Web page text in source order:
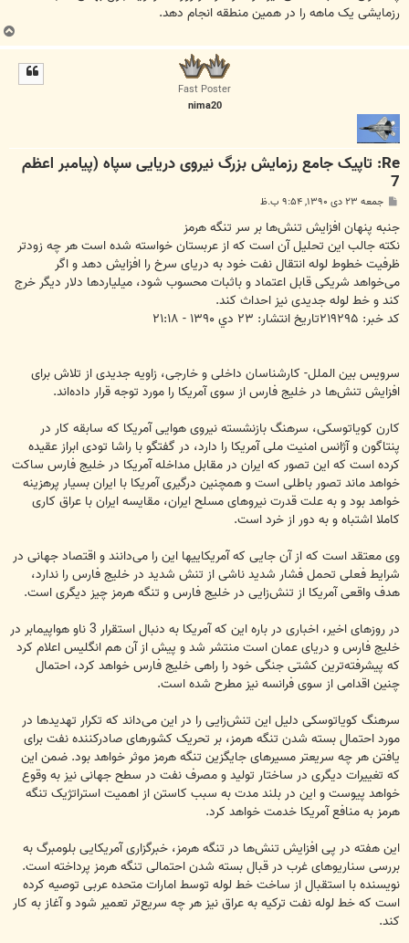
رزمایشی یک ماهه را در همین منطقه انجام دهد.
Fast Poster
nima20
Re: تاپیک جامع رزمایش بزرگ نیروی دریایی سپاه (پیامبر اعظم
7
ت
جمعه ۲۳ دی ۱۳۹۰, ۹:۵۴ ب.ظ
جنبه پنهان افزایش تنش‌ها بر سر تنگه هرمز
نکته جالب این تحلیل آن است که از عربستان خواسته شده است هر چه زودتر
ظرفیت خطوط لوله انتقال نفت خود به دریای سرخ را افزایش دهد و اگر
می‌خواهد شریکی قابل اعتماد و باثبات محسوب شود، میلیاردها دلار دیگر خرج
کند و خط لوله جدیدی نیز احداث کند.
کد خبر: ۲۱۹۲۹۵تاریخ انتشار: ۲۳ دي ۱۳۹۰ - ۲۱:۱۸
سرویس بین الملل- کارشناسان داخلی و خارجی، زاویه جدیدی از تلاش برای
افزایش تنش‌ها در خلیج فارس از سوی آمریکا را مورد توجه قرار داده‌اند.
کارن کویاتوسکی، سرهنگ بازنشسته نیروی هوایی آمریکا که سابقه کار در
پنتاگون و آژانس امنیت ملی آمریکا را دارد، در گفتگو با راشا تودی ابراز عقیده
کرده است که این تصور که ایران در مقابل مداخله آمریکا در خلیج فارس ساکت
خواهد ماند تصور باطلی است و همچنین درگیری آمریکا با ایران بسیار پرهزینه
خواهد بود و به علت قدرت نیروهای مسلح ایران، مقایسه ایران با عراق کاری
کاملا اشتباه و به دور از خرد است.
وی معتقد است که از آن جایی که آمریکاییها این را می‌دانند و اقتصاد جهانی در
شرایط فعلی تحمل فشار شدید ناشی از تنش شدید در خلیج فارس را ندارد،
هدف واقعی آمریکا از تنش‌زایی در خلیج فارس و تنگه هرمز چیز دیگری است.
در روزهای اخیر، اخباری در باره این که آمریکا به دنبال استقرار 3 ناو هواپیمابر در
خلیج فارس و دریای عمان است منتشر شد و پیش از آن هم انگلیس اعلام کرد
که پیشرفته‌ترین کشتی جنگی خود را راهی خلیج فارس خواهد کرد، احتمال
چنین اقدامی از سوی فرانسه نیز مطرح شده است.
سرهنگ کویاتوسکی دلیل این تنش‌زایی را در این می‌داند که تکرار تهدیدها در
مورد احتمال بسته شدن تنگه هرمز، بر تحریک کشورهای صادرکننده نفت برای
یافتن هر چه سریعتر مسیرهای جایگزین تنگه هرمز موثر خواهد بود. ضمن این
که تغییرات دیگری در ساختار تولید و مصرف نفت در سطح جهانی نیز به وقوع
خواهد پیوست و این در بلند مدت به سبب کاستن از اهمیت استراتژیک تنگه
هرمز به منافع آمریکا خدمت خواهد کرد.
این هفته در پی افزایش تنش‌ها در تنگه هرمز، خبرگزاری آمریکایی بلومبرگ به
بررسی سناریوهای غرب در قبال بسته شدن احتمالی تنگه هرمز پرداخته است.
نویسنده با استقبال از ساخت خط لوله توسط امارات متحده عربی توصیه کرده
است که خط لوله نفت ترکیه به عراق نیز هر چه سریع‌تر تعمیر شود و آغاز به کار
کند.